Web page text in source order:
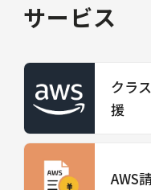
サービス
クラ
援
AWS